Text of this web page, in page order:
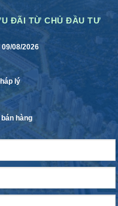
ĐÃI TỪ CHỦ ĐẦU TƯ
08/2026
lý
hàng